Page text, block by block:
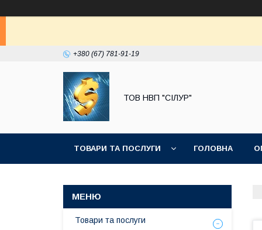
+380 (67) 781-91-19
ТОВ НВП "СІЛУР"
ТОВАРИ ТА ПОСЛУГИ ГОЛОВНА
Товари та послуги